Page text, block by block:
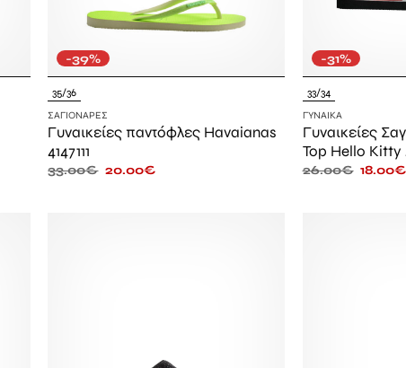
-39%
35/36
ΣΑΓΙΟΝΆΡΕΣ
Γυναικείες παντόφλες Havaianas
4147111
33.00€ 20.00€
-31%
33/34
ΓΥΝΑΊΚΑ
Γυναικείες
Top Hello Kitty
26.00€ 18.00€